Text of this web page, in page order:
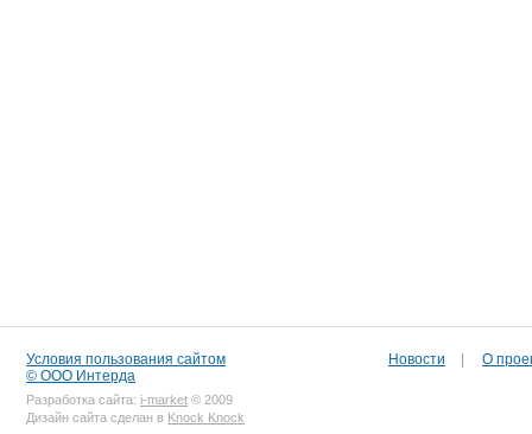
Условия пользования сайтом
© ООО Интерда
Разработка сайта: i-market © 2009
Дизайн сайта сделан в Knock Knock
Новости О